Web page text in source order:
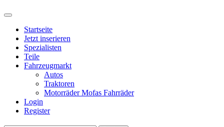
Startseite
Jetzt inserieren
Spezialisten
Teile
Fahrzeugmarkt
Autos
Traktoren
Motorräder Mofas Fahrräder
Login
Register